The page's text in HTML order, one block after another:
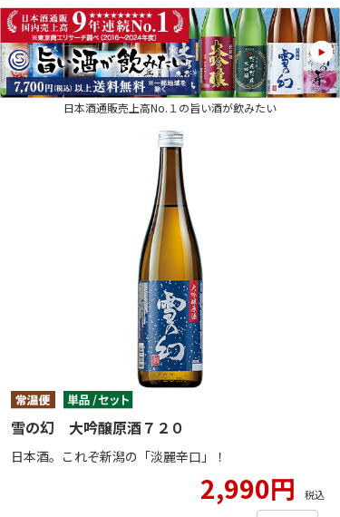
日本酒通販売上高No.１の旨い酒が飲みたい
雪の幻 大吟醸原酒７２０
日本酒。これぞ新潟の「淡麗辛口」！
2,990円 税込